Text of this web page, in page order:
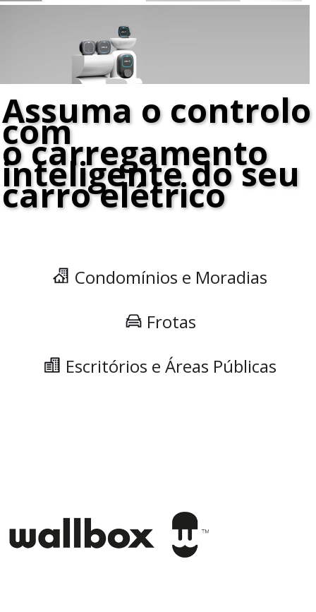
Assuma o controlo
com
o carregamento
inteligente do seu
carro elétrico
Condomínios e Moradias
Frotas
Escritórios e Áreas Públicas